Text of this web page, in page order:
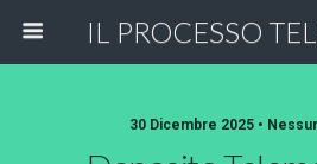
IL PROCESSO
30 Dicembre 2025 •